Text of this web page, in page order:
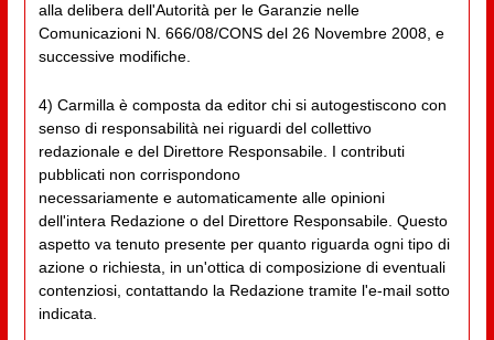
alla delibera dell'Autorità per le Garanzie nelle
Comunicazioni N. 666/08/CONS del 26 Novembre 2008, e
successive modifiche.
4) Carmilla è composta da editor chi si autogestiscono con
senso di responsabilità nei riguardi del collettivo
redazionale e del Direttore Responsabile. I contributi
pubblicati non corrispondono
necessariamente e automaticamente alle opinioni
dell'intera Redazione o del Direttore Responsabile. Questo
aspetto va tenuto presente per quanto riguarda ogni tipo di
azione o richiesta, in un'ottica di composizione di eventuali
contenziosi, contattando la Redazione tramite l'e-mail sotto
indicata.